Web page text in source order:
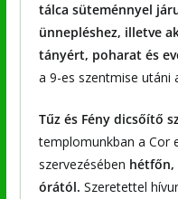
tálca süteménnyel
ünnepléshez, illetve
tányért, poharat és
a 9-es szentmise utáni
Tűz és Fény dicsőítő
templomunkban a Cor
szervezésében hétfőn,
órától. Szeretettel